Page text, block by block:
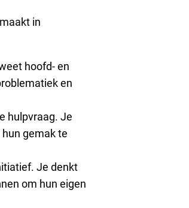
in
hoofd- en
en
hulpvraag. Je
gemak te
Je denkt
om hun eigen